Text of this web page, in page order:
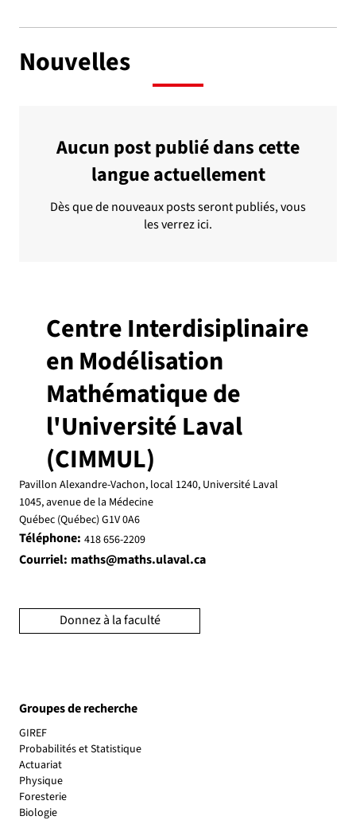
Nouvelles
Aucun post publié dans cette
langue actuellement
Dès que de nouveaux posts seront publiés, vous
les verrez ici.
Groupes de recherche
GIREF
Probabilités et Statistique
Actuariat
Physique
Foresterie
Centre Interdisiplinaire
en Modélisation
Mathématique de
l'Université Laval
(CIMMUL)
Pavillon Alexandre-Vachon, local 1240, Université Laval
1045, avenue de la Médecine
Québec (Québec) G1V 0A6
Téléphone: 418 656-2209
Courriel: maths@maths.ulaval.ca
Donnez à la faculté